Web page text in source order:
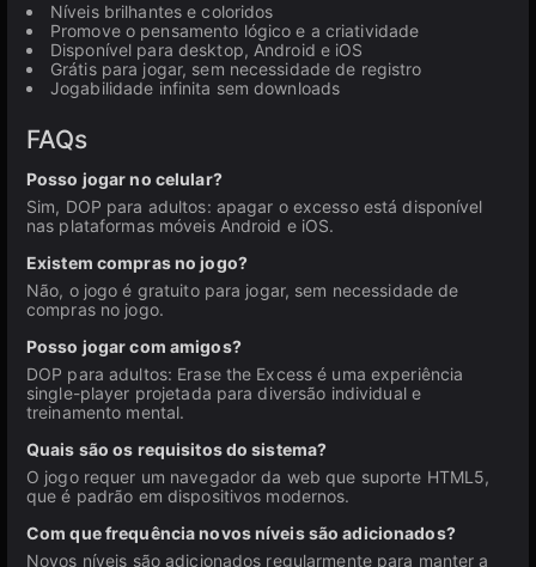
Níveis brilhantes e coloridos
Promove o pensamento lógico e a criatividade
Disponível para desktop, Android e iOS
Grátis para jogar, sem necessidade de registro
Jogabilidade infinita sem downloads
FAQs
Posso jogar no celular?
Sim, DOP para adultos: apagar o excesso está disponível
nas plataformas móveis Android e iOS.
Existem compras no jogo?
Não, o jogo é gratuito para jogar, sem necessidade de
compras no jogo.
Posso jogar com amigos?
DOP para adultos: Erase the Excess é uma experiência
single-player projetada para diversão individual e
treinamento mental.
Quais são os requisitos do sistema?
O jogo requer um navegador da web que suporte HTML5,
que é padrão em dispositivos modernos.
Com que frequência novos níveis são adicionados?
Novos níveis são adicionados regularmente para manter a